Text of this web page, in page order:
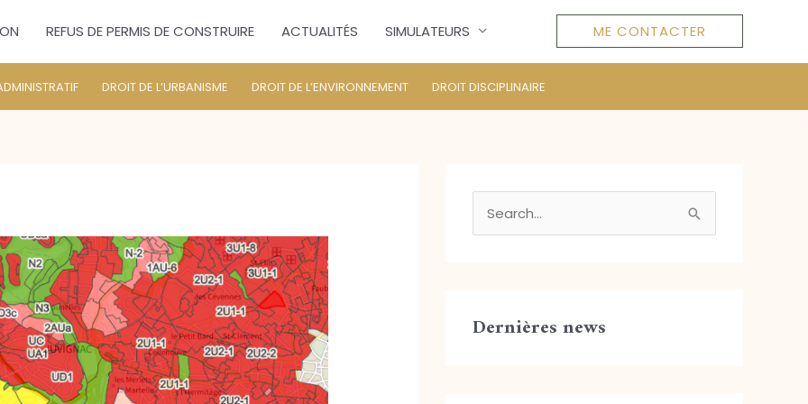
REFUS DE PERMIS DE CONSTRUIRE ACTUALITÉS SIMULATEURS ME CONTACTER
DROIT DE L’URBANISME DROIT DE L’ENVIRONNEMENT DROIT DISCIPLINAIRE
e
Dernières news